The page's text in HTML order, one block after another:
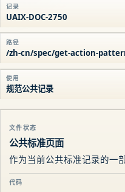
记录
UAIX-DOC-2750
路径
/zh-cn/spec/get-action-
使用
规范公共记录
文件状态
公共标准页面
作为当前公共标准记录的一
代码